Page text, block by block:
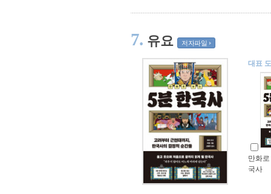
7. 유요 저자파일
대표
만화
국사